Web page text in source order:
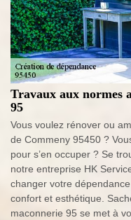
Travaux aux normes
95
Vous voulez rénover ou
de Commeny 95450 ?
pour s’en occuper ? Se
notre entreprise HK
changer votre
confort et esthétique.
maconnerie 95 se met à